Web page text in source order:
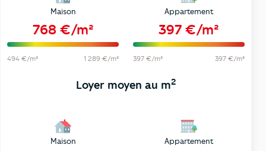
Maison
768 €/m²
494 €/m² 1 289 €/m²
Appartement
397 €/m²
397 €/m² 397 €/m²
Loyer moyen au m2
Maison Appartement